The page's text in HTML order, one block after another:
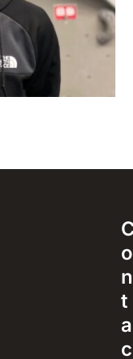
o
n
t
a
c